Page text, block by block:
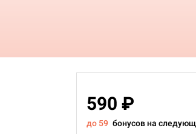
590 ₽
до 59 бонусов на